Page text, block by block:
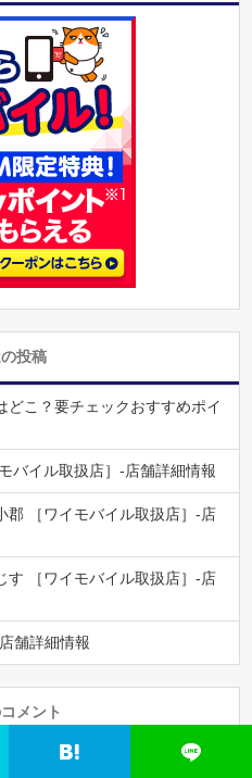
投稿
どこ？要チェックおすすめポイ
バイル取扱店］-店舗詳細情報
郡 ［ワイモバイル取扱店］-店
す ［ワイモバイル取扱店］-店
舗詳細情報
メント
換えのタイミングと手順を全